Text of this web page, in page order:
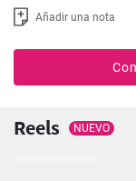
Añadir una nota
Reels NUEVO